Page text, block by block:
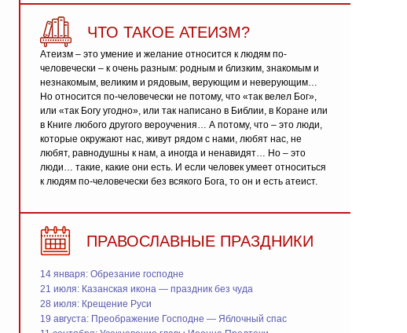
ЧТО ТАКОЕ АТЕИЗМ?
Атеизм – это умение и желание относится к людям по-
человечески – к очень разным: родным и близким, знакомым и
незнакомым, великим и рядовым, верующим и неверующим…
Но относится по-человечески не потому, что «так велел Бог»,
или «так Богу угодно», или так написано в Библии, в Коране или
в Книге любого другого вероучения… А потому, что – это люди,
которые окружают нас, живут рядом с нами, любят нас, не
любят, равнодушны к нам, а иногда и ненавидят… Но – это
люди… такие, какие они есть. И если человек умеет относиться
к людям по-человечески без всякого Бога, то он и есть атеист.
ПРАВОСЛАВНЫЕ ПРАЗДНИКИ
14 января: Обрезание господне
21 июля: Казанская икона — праздник без чуда
28 июля: Крещение Руси
19 августа: Преображение Господне — Яблочный спас